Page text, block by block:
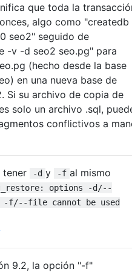
que toda la
algo como "createdb
seo2" seguido de
-v -d seo2 seo.pg" para
(hecho desde la base
en una nueva base de
Si su archivo de copia de
solo un archivo .sql,
conflictivos a
tener -d y -f al mismo
options -d/--
-f/--file cannot be used
9.2, la opción "-f"